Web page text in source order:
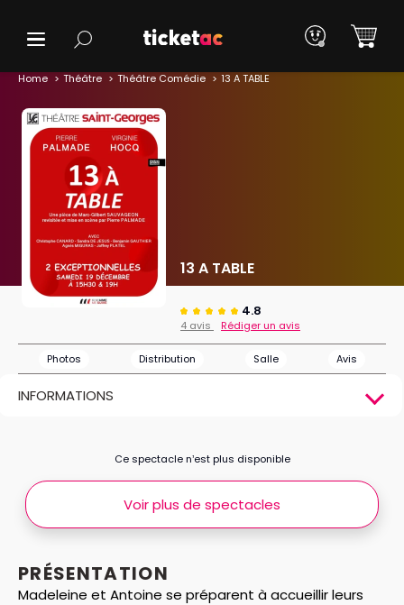
Home Théâtre Théâtre Comédie 13 A TABLE
13 A TABLE
4.8
4 avis Rédiger un avis
Photos Distribution Salle Avis
INFORMATIONS
PRÉSENTATION
Madeleine et Antoine se préparent à accueillir leurs
Ce spectacle n’est plus disponible
Voir plus de spectacles